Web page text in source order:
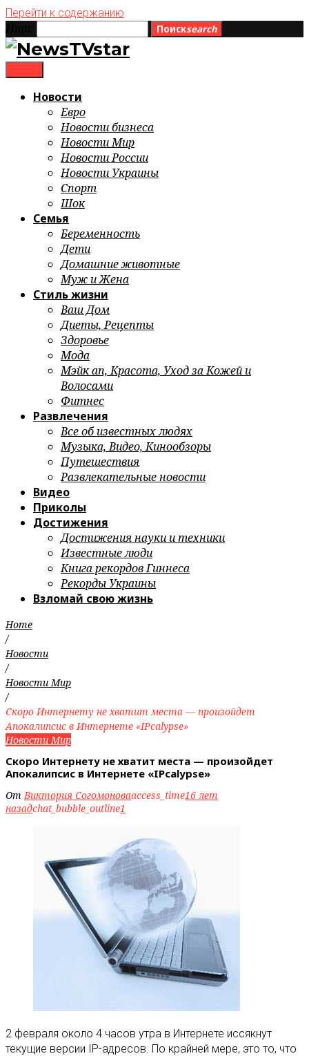
Перейти к содержанию
Поискsearch
Новости
Евро
Новости бизнеса
Новости Мир
Новости России
Новости Украины
Спорт
Шок
Семья
Беременность
Дети
Домашние животные
Муж и Жена
Стиль жизни
Ваш Дом
Диеты, Рецепты
Здоровье
Мода
Мэйк ап, Красота, Уход за Кожей и
Волосами
Фитнес
Развлечения
Все об известных людях
Музыка, Видео, Кинообзоры
Путешествия
Развлекательные новости
Видео
Приколы
Достижения
Достижения науки и техники
Известные люди
Книга рекордов Гиннеса
Рекорды Украины
Взломай свою жизнь
Home
/
Новости
/
Новости Мир
/
Скоро Интернету не хватит места — произойдет
Апокалипсис в Интернете «IPcalypse»
Новости Мир
Скоро Интернету не хватит места — произойдет
Апокалипсис в Интернете «IPcalypse»
ОтВиктория Согомоноваaccess_time16 лет
назадchat_bubble_outline1
2 февраля около 4 часов утра в Интернете иссякнут
текущие версии IP-адресов. По крайней мере, это то, что